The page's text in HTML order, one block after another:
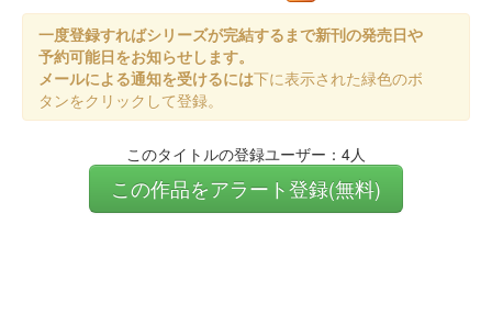
一度登録すればシリーズが完結するまで新刊の発売日や
予約可能日をお知らせします。
メールによる通知を受けるには下に表示された緑色のボ
タンをクリックして登録。
このタイトルの登録ユーザー：4人
この作品をアラート登録(無料)